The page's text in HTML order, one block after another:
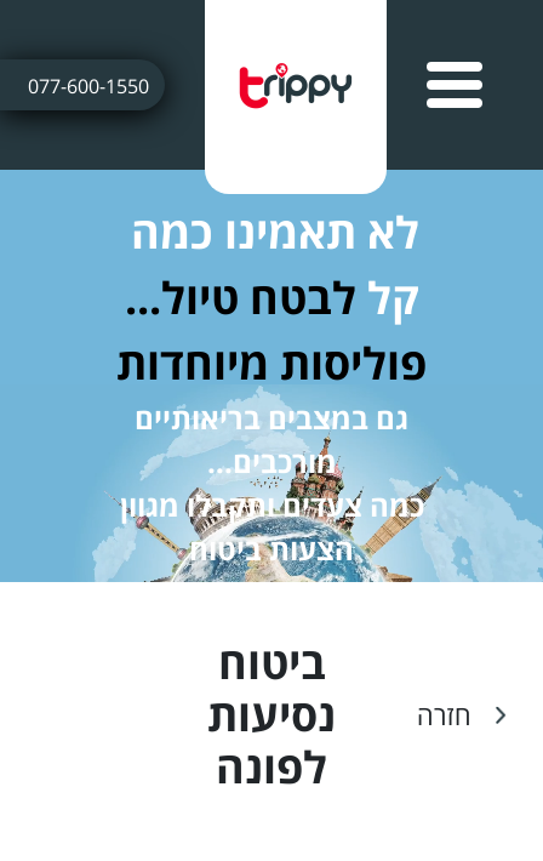
077-600-1550
לא תאמינו כמה
קל לבטח טיול...
פוליסות מיוחדות
גם במצבים בריאותיים
מורכבים...
כמה צעדים ותקבלו מגוון
הצעות ביטוח
חזרה
ביטוח
נסיעות
לפונה